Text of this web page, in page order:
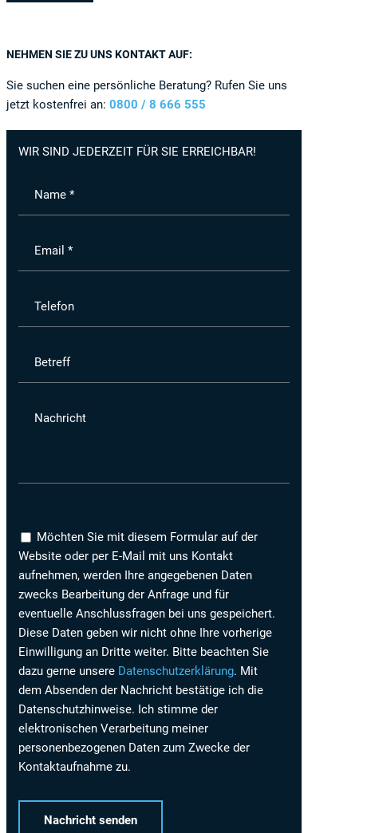
NEHMEN SIE ZU UNS KONTAKT AUF:
Sie suchen eine persönliche Beratung? Rufen Sie uns
jetzt kostenfrei an: 0800 / 8 666 555
WIR SIND JEDERZEIT FÜR SIE ERREICHBAR!
Name *
Email *
Telefon
Betreff
Nachricht
Möchten Sie mit diesem Formular auf der
Website oder per E-Mail mit uns Kontakt
aufnehmen, werden Ihre angegebenen Daten
zwecks Bearbeitung der Anfrage und für
eventuelle Anschlussfragen bei uns gespeichert.
Diese Daten geben wir nicht ohne Ihre vorherige
Einwilligung an Dritte weiter. Bitte beachten Sie
dazu gerne unsere Datenschutzerklärung. Mit
dem Absenden der Nachricht bestätige ich die
Datenschutzhinweise. Ich stimme der
elektronischen Verarbeitung meiner
personenbezogenen Daten zum Zwecke der
Kontaktaufnahme zu.